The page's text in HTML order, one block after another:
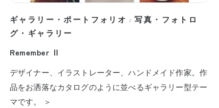
ギャラリー・ポートフォリオ /写真・フォトロ
グ・ギャラリー
Remember Ⅱ
デザイナー、イラストレーター、ハンドメイド作家。作
品をお洒落なカタログのように並べるギャラリー型テー
マです。 ＞